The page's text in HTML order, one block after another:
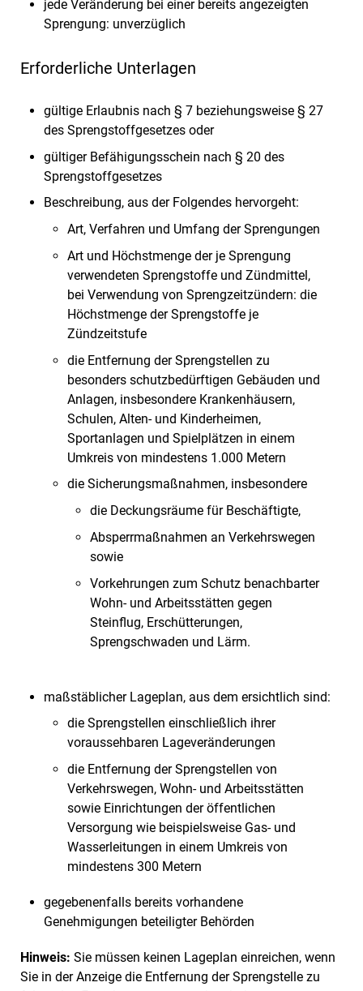
jede Veränderung bei einer bereits angezeigten
Sprengung: unverzüglich
Erforderliche Unterlagen
gültige Erlaubnis nach § 7 beziehungsweise § 27
des Sprengstoffgesetzes oder
gültiger Befähigungsschein nach § 20 des
Sprengstoffgesetzes
Beschreibung, aus der Folgendes hervorgeht:
Art, Verfahren und Umfang der Sprengungen
Art und Höchstmenge der je Sprengung
verwendeten Sprengstoffe und Zündmittel,
bei Verwendung von Sprengzeitzündern: die
Höchstmenge der Sprengstoffe je
Zündzeitstufe
die Entfernung der Sprengstellen zu
besonders schutzbedürftigen Gebäuden und
Anlagen, insbesondere Krankenhäusern,
Schulen, Alten- und Kinderheimen,
Sportanlagen und Spielplätzen in einem
Umkreis von mindestens 1.000 Metern
die Sicherungsmaßnahmen, insbesondere
die Deckungsräume für Beschäftigte,
Absperrmaßnahmen an Verkehrswegen
sowie
Vorkehrungen zum Schutz benachbarter
Wohn- und Arbeitsstätten gegen
Steinflug, Erschütterungen,
Sprengschwaden und Lärm.
maßstäblicher Lageplan, aus dem ersichtlich sind:
die Sprengstellen einschließlich ihrer
voraussehbaren Lageveränderungen
die Entfernung der Sprengstellen von
Verkehrswegen, Wohn- und Arbeitsstätten
sowie Einrichtungen der öffentlichen
Versorgung wie beispielsweise Gas- und
Wasserleitungen in einem Umkreis von
mindestens 300 Metern
gegebenenfalls bereits vorhandene
Genehmigungen beteiligter Behörden
Hinweis: Sie müssen keinen Lageplan einreichen, wenn
Sie in der Anzeige die Entfernung der Sprengstelle zu